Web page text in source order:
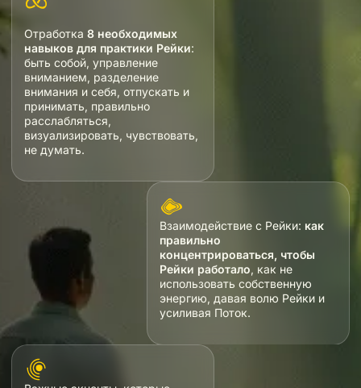
Отработка8 необходимых
навыков для практики Рейки:
быть собой, управление
вниманием, разделение
внимания и себя, отпускать и
принимать, правильно
расслабляться,
визуализировать, чувствовать,
не думать.
Взаимодействие с Рейки: как
правильно
концентрироваться, чтобы
Рейки работало, как не
использовать собственную
энергию, давая волю Рейки и
усиливая Поток.